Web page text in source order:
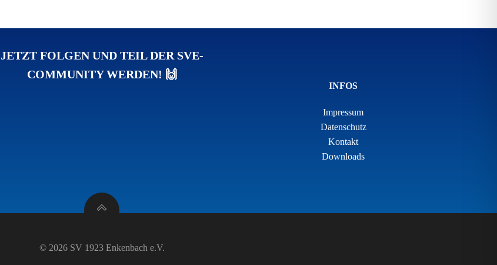
JETZT FOLGEN UND TEIL DER SVE-
COMMUNITY WERDEN! 🙌
INFOS
Impressum
Datenschutz
Kontakt
Downloads
© 2026 SV 1923 Enkenbach e.V.